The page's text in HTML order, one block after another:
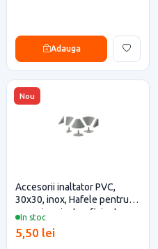
Adauga
Nou
In stoc
Accesorii inaltator PVC,
30x30, inox, Hafele pentru
casa si proiecte eficiente
5,50 lei